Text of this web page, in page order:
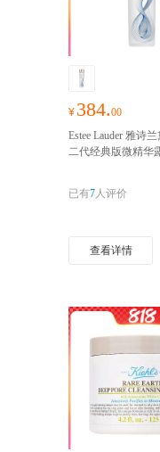
¥ 384.00
Estee Lauder 雅诗
二代经典版微精华
合中干性皮肤200ml
已有7人评价
查看详情